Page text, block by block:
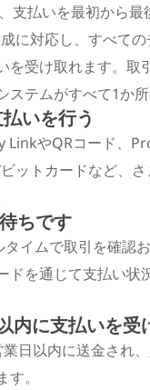
支払いを最初から最
に対応し、すべて
を受け取れます。取
ステムがすべて1か
いを行う
LinkやQRコード、
ットカードなど、
ちです
イムで取引を確認
ドを通じて支払い状
内に支払いを受
日以内に送金され
。